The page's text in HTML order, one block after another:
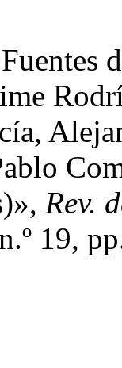
Rev.
19,